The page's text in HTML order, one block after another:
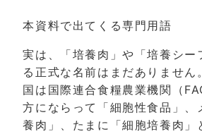
本資料で出てくる専門用語
実は、「培養肉」や「培養シー
る正式な名前はまだありません。
国は国際連合食糧農業機関（
方にならって「細胞性食品」、
養肉」、たまに「細胞培養肉」